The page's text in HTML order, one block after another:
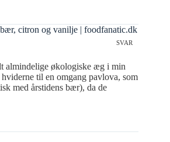
citron og vanilje | foodfanatic.dk
SVAR
almindelige økologiske æg i min
til en omgang pavlova, som
med årstidens bær), da de